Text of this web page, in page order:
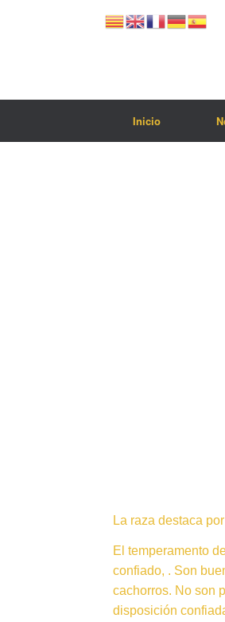
Inicio
La raza destaca
El temperamento
confiado, . Son
cachorros. No son
disposición